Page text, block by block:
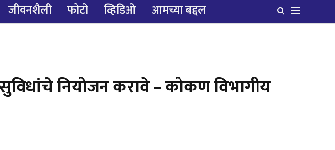
जीवनशैली फोटो व्हिडिओ आमच्या बद्दल
सुविधांचे नियोजन करावे – कोकण विभागीय